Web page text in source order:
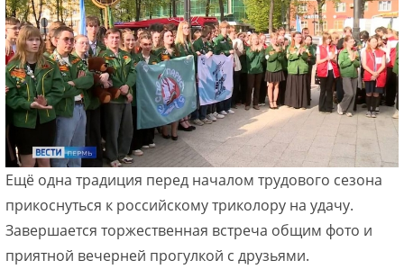
Ещё одна традиция перед началом трудового сезона
прикоснуться к российскому триколору на удачу.
Завершается торжественная встреча общим фото и
приятной вечерней прогулкой с друзьями.